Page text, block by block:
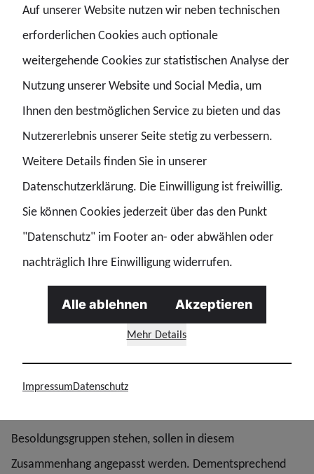
Hintergrund ist, dass die Übertragung des
Tarifergebnisses auf den Beamtenbereich nur durch
entsprechende Anpassungsgesetze erfolgen kann. Damit
sich die Auszahlung dadurch nicht noch weiter verzögert,
ist nun die Abschlagszahlung geplant.
Gesetz zur amtsangemessenen Alimentation umgesetzt
Darin sollen gegebenenfalls weitere Regelungen aus dem
Tarifergebnis mit umgesetzt werden. Dazu kommt: Die
Besoldungsgruppen stehen, sollen in diesem
Zusammenhang angepasst werden. Dementsprechend
Auf unserer Website nutzen wir neben technischen
erforderlichen Cookies auch optionale
weitergehende Cookies zur statistischen Analyse der
Nutzung unserer Website und Social Media, um
Ihnen den bestmöglichen Service zu bieten und das
Nutzererlebnis unserer Seite stetig zu verbessern.
Weitere Details finden Sie in unserer
Datenschutzerklärung. Die Einwilligung ist freiwillig.
Sie können Cookies jederzeit über das den Punkt
"Datenschutz" im Footer an- oder abwählen oder
nachträglich Ihre Einwilligung widerrufen.
Mehr Details
Alle ablehnen Akzeptieren
ImpressumDatenschutz